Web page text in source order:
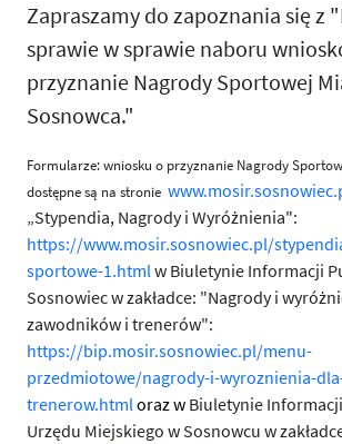
Zapraszamy do zapoznania się z
sprawie w sprawie naboru
przyznanie Nagrody Sportowej
Sosnowca."
Formularze: wniosku o przyznanie Nagrody
dostępne są na stronie
„Stypendia, Nagrody i Wyróżnienia":
https://www.mosir.sosnowiec.pl/
sportowe-1.htmlw Biuletynie Informacji
Sosnowiec w zakładce: "Nagrody i
zawodników i trenerów":
https://bip.mosir.sosnowiec.pl/menu-
przedmiotowe/nagrody-i-wyroznienia-
trenerow.htmloraz w Biuletynie
Urzędu Miejskiego w Sosnowcu w